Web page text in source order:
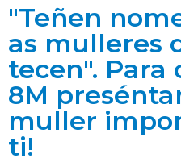
"Teñen
as mulleres
tecen". Para
8M
muller
ti!